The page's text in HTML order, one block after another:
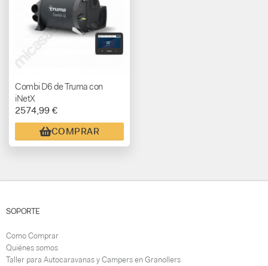
Combi D6 de Truma con
iNetX
2574,99 €
COMPRAR
SOPORTE
Como Comprar
Quiénes somos
Taller para Autocaravanas y Campers en Granollers